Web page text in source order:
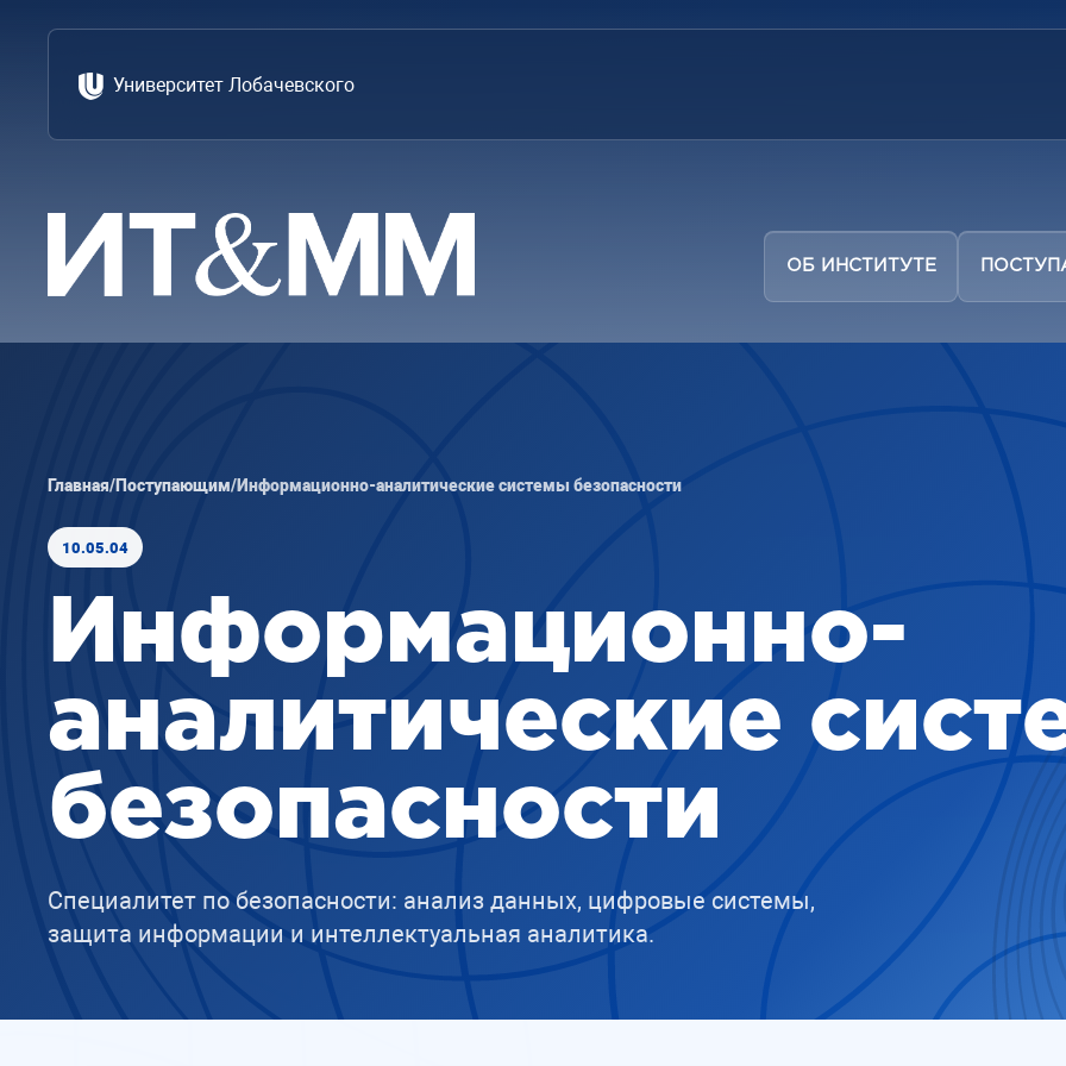
Университет Лобачевского
ОБ ИНСТИТУТЕ
Главная/Поступающим/Информационно-аналитические системы безопасности
10.05.04
Информационно-
аналитические
безопасности
Специалитет по безопасности: анализ данных, цифровые системы,
защита информации и интеллектуальная аналитика.